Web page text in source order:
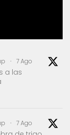
· 7 Ago
a las
· 7 Ago